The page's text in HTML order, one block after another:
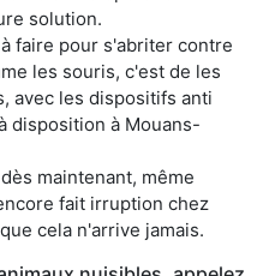
solution.
faire pour s'abriter contre
les souris, c'est de les
avec les dispositifs anti
disposition à Mouans-
maintenant, même
fait irruption chez
cela n'arrive jamais.